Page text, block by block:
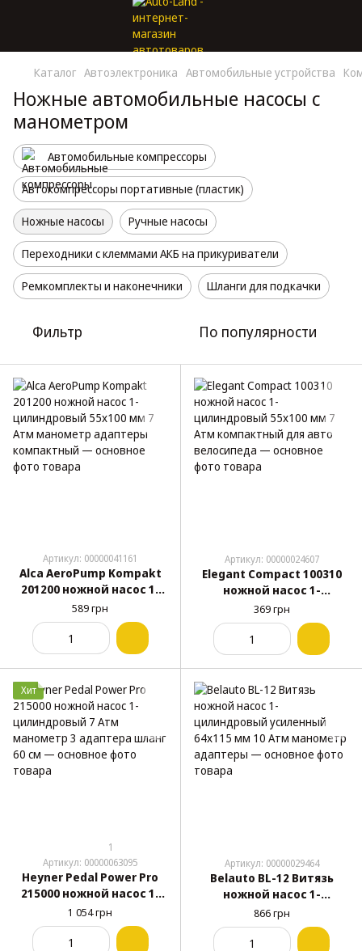
Каталог Автоэлектроника Автомобильные устройства
Ножные автомобильные насосы с
манометром
Автомобильные компрессоры
Автокомпрессоры портативные (пластик)
Ножные насосы Ручные насосы
Переходники с клеммами АКБ на прикуриватели
Ремкомплекты и наконечники Шланги для подкачки
Фильтр По популярности
Артикул: 00000041161
Alca AeroPump Kompakt
201200 ножной насос 1-
цилиндровый 55x100 мм
7 Атм манометр
адаптеры компактный
589 грн
Артикул: 00000024607
Elegant Compact 100310
ножной насос 1-
цилиндровый 55x100 мм
7 Атм компактный для
авто велосипеда
369 грн
Хит
1
Артикул: 00000063095
Heyner Pedal Power Pro
215000 ножной насос 1-
цилиндровый 7 Атм
манометр 3 адаптера
шланг 60 см
1 054 грн
Артикул: 00000029464
Belauto BL-12 Витязь
ножной насос 1-
цилиндровый
усиленный 64x115 мм 10
Атм манометр адаптеры
866 грн